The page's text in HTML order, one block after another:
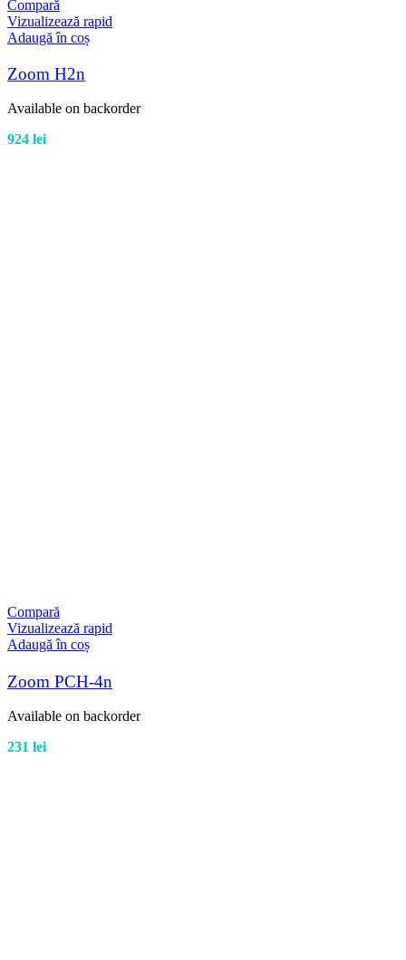
Compară
Vizualizează rapid
Adaugă în coș
Zoom H2n
Available on backorder
924 lei
Compară
Vizualizează rapid
Adaugă în coș
Zoom PCH-4n
Available on backorder
231 lei